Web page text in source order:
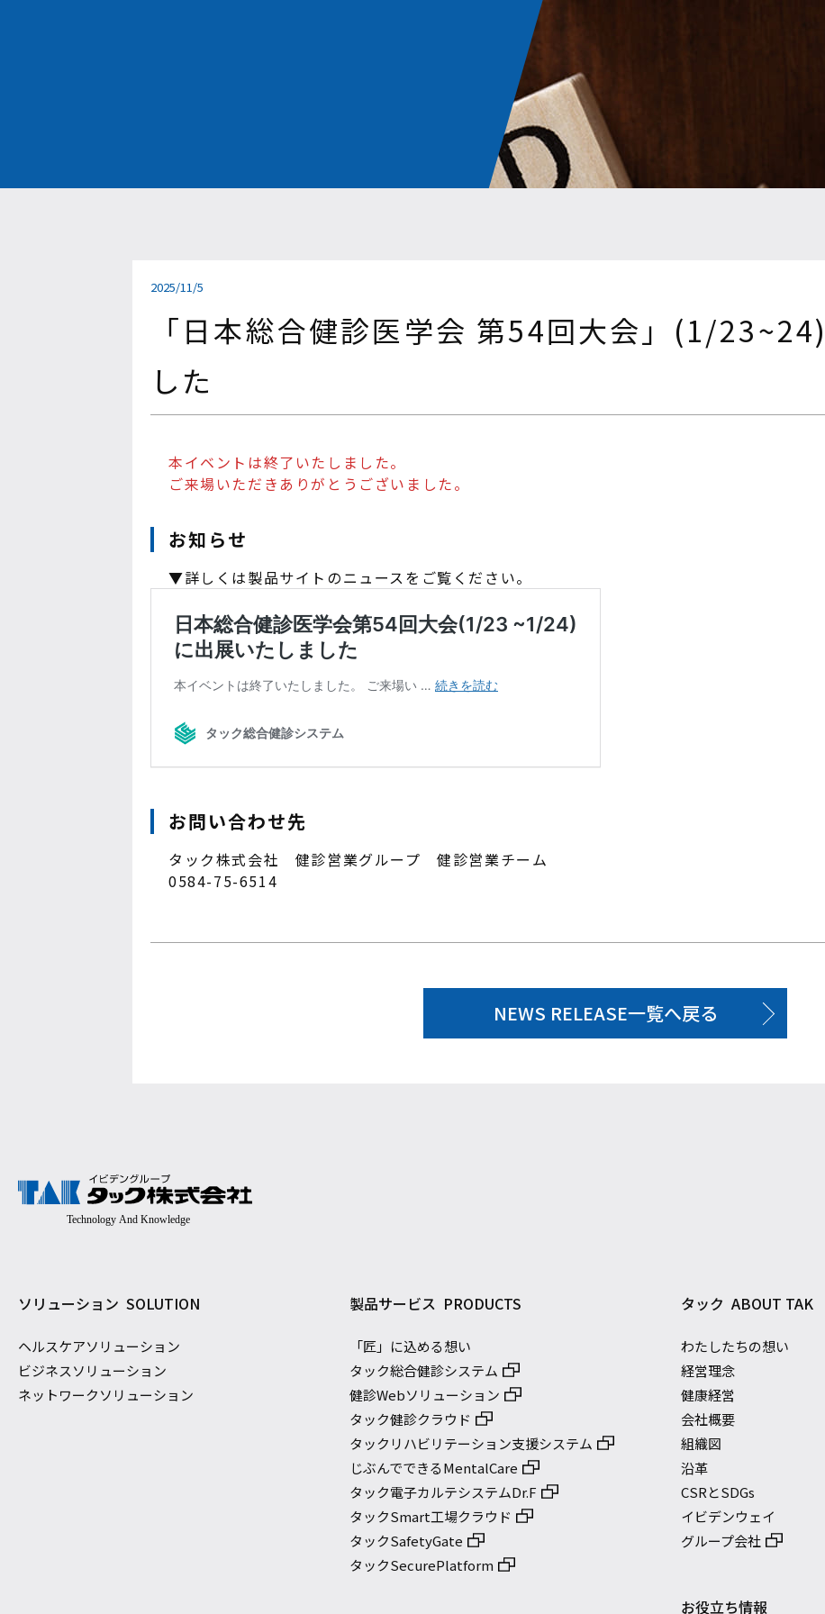
2025/11/5
「日本総合健診医学会 第54回大会」(1/
した
本イベントは終了いたしました。
ご来場いただきありがとうございました。
お知らせ
▼詳しくは製品サイトのニュースをご覧ください。
お問い合わせ先
タック株式会社 健診営業グループ 健診営業チーム
0584-75-6514
NEWS RELEASE一覧へ戻る
ソリューション SOLUTION
ヘルスケアソリューション
ビジネスソリューション
ネットワークソリューション
製品サービス PRODUCTS
「匠」に込める想い
タック総合健診システム
健診Webソリューション
タック健診クラウド
タックリハビリテーション支援システム
じぶんでできるMentalCare
タック電子カルテシステムDr.F
タックSmart工場クラウド
タックSafetyGate
タックSecurePlatform
タック ABOUT TAK
わたしたちの想い
経営理念
健康経営
会社概要
組織図
沿革
CSRとSDGs
イビデンウェイ
グループ会社
お役立ち情報